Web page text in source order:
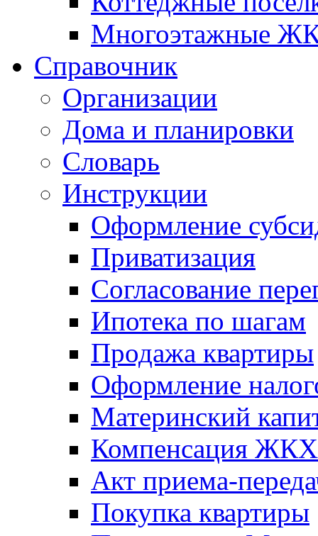
Многоэтажные
Справочник
Организации
Дома и планировки
Словарь
Инструкции
Оформление
Приватизация
Согласование
Ипотека по шагам
Продажа квартиры
Оформление
Материнский
Компенсация ЖКХ
Акт приема-
Покупка квартиры